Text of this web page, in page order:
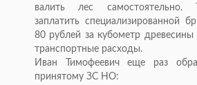
валить лес самостоятельно.
заплатить специализированной
80 рублей за кубометр
транспортные расходы.
Иван Тимофеевич еще раз
принятому ЗС НО: